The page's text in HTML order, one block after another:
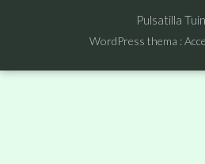
Pulsatilla
WordPress thema :